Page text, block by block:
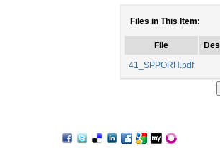
Files in This Item:
File
41_SPPORH.pdf